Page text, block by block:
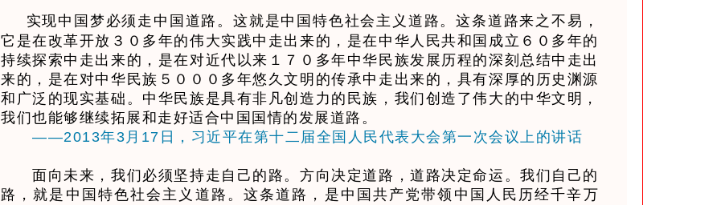
实现中国梦必须走中国道路。这就是中国特色社会主义道路。这条道路来之不易，
它是在改革开放３０多年的伟大实践中走出来的，是在中华人民共和国成立６０多年的
持续探索中走出来的，是在对近代以来１７０多年中华民族发展历程的深刻总结中走出
来的，是在对中华民族５０００多年悠久文明的传承中走出来的，具有深厚的历史渊源
和广泛的现实基础。中华民族是具有非凡创造力的民族，我们创造了伟大的中华文明，
我们也能够继续拓展和走好适合中国国情的发展道路。
——2013年3月17日，习近平在第十二届全国人民代表大会第一次会议上的讲话
面向未来，我们必须坚持走自己的路。方向决定道路，道路决定命运。我们自己的
路，就是中国特色社会主义道路。这条道路，是中国共产党带领中国人民历经千辛万